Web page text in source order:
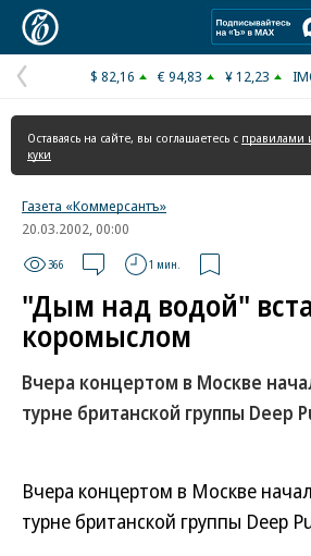
Предыдущая
страница
$ 82,16 € 94,83 ¥ 12,23
Оставаясь на сайте, вы соглашаетесь с правилами
куки
Газета «Коммерсантъ»
20.03.2002, 00:00
366 1 мин.
"Дым над водой"
коромыслом
Вчера концертом в Москве
турне британской группы Deep
Вчера концертом в Москве
турне британской группы Deep